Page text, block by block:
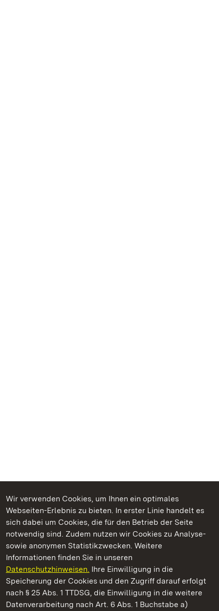
Wir verwenden Cookies, um Ihnen ein optimales
Webseiten-Erlebnis zu bieten. In erster Linie handelt es
sich dabei um Cookies, die für den Betrieb der Seite
notwendig sind. Zudem nutzen wir Cookies zu Analyse-
sowie anonymen Statistikzwecken. Weitere
Informationen finden Sie in unseren
Datenschutzhinweisen. Ihre Einwilligung in die
Speicherung der Cookies und den Zugriff darauf erfolgt
nach § 25 Abs. 1 TTDSG, die Einwilligung in die weitere
Datenverarbeitung nach Art. 6 Abs. 1 Buchstabe a)
Kommen. Staunen. Genießen.
Kloster Maulbronn
Staatliche Schlösser und Gärten Baden-Württemberg